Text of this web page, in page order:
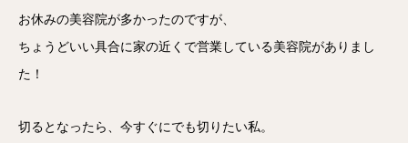
お休みの美容院が多かったのですが、
ちょうどいい具合に家の近くで営業している美容院がありまし
た！
切るとなったら、今すぐにでも切りたい私。